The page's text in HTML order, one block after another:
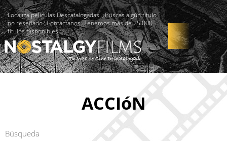
Localiza películas Descatalogadas. ¿Buscas algún título
no reseñado? Contáctanos -Tenemos más de 25.000
títulos disponibles!
ACCIóN